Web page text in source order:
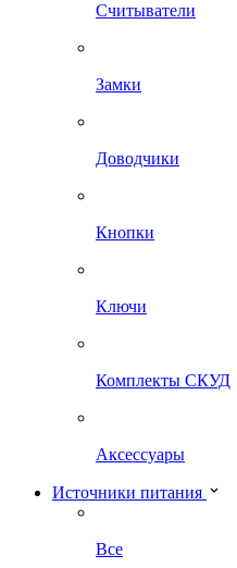
Считыватели
Замки
Доводчики
Кнопки
Ключи
Комплекты СКУД
Аксессуары
Источники питания
Все